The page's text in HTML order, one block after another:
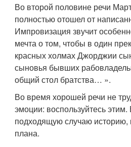
Во второй половине речи
полностью отошел от
Импровизация звучит
мечта о том, чтобы в один
красных холмах Джорджии
сыновья бывших
общий стол братства… ».
Во время хорошей речи не
эмоции: воспользуйтесь
подходящую случаю историю,
плана.